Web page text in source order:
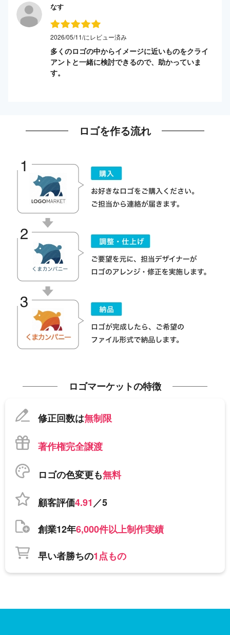
なす
2026/05/11/にレビュー済み
多くのロゴの中からイメージに近いものをクライ
アントと一緒に検討できるので、助かっていま
す。
ロゴを作る流れ
ロゴマーケットの特徴
修正回数は無制限
著作権完全譲渡
ロゴの色変更も無料
顧客評価4.91／5
創業12年6,000件以上制作実績
早い者勝ちの1点もの